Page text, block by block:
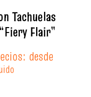
Tachuelas
Flair”
desde